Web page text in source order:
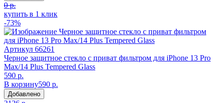
0 р.
купить в 1 клик
-73%
Артикул 66261
Черное защитное стекло с приват фильтром для iPhone 13 Pro
Max/14 Plus Tempered Glass
590 р.
В корзину590 р.
Добавлено